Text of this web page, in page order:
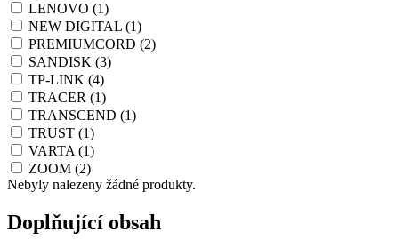
LENOVO (1)
NEW DIGITAL (1)
PREMIUMCORD (2)
SANDISK (3)
TP-LINK (4)
TRACER (1)
TRANSCEND (1)
TRUST (1)
VARTA(1)
ZOOM (2)
Nebyly nalezeny žádné produkty.
Doplňující obsah